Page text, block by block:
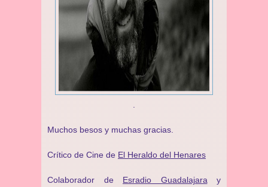
Muchos besos y muchas gracias.
Crítico de Cine de El Heraldo del Henares
Colaborador de Esradio Guadalajara y